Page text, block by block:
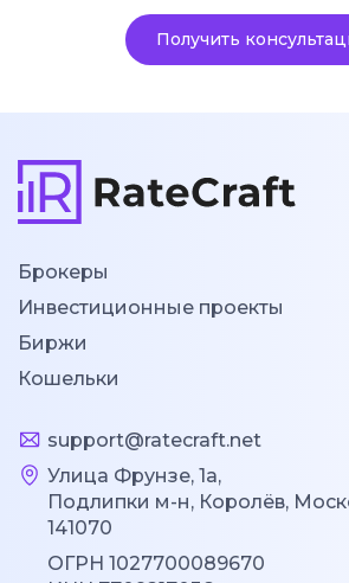
Получить
Брокеры
Инвестиционные проекты
Биржи
Кошельки
support@ratecraft.net
Улица Фрунзе, 1а,
Подлипки м-н, Королёв,
141070
ОГРН 1027700089670